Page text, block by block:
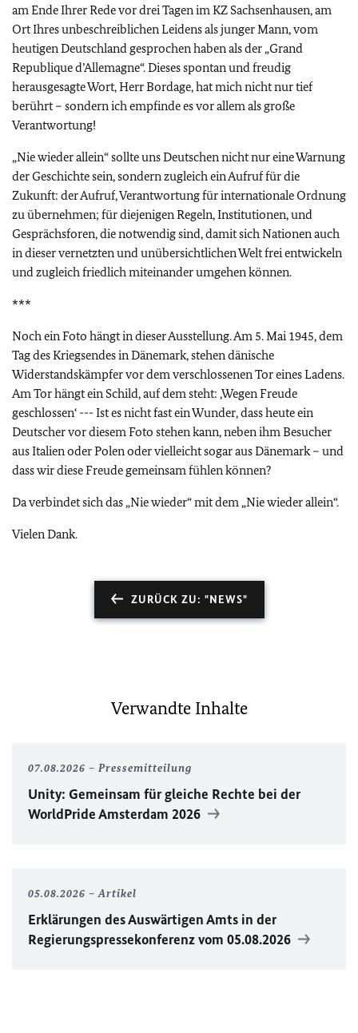
am Ende Ihrer Rede vor drei Tagen im KZ Sachsenhausen, am
Ort Ihres unbeschreiblichen Leidens als junger Mann, vom
heutigen Deutschland gesprochen haben als der „Grand
Republique d’Allemagne“. Dieses spontan und freudig
herausgesagte Wort, Herr Bordage, hat mich nicht nur tief
berührt – sondern ich empfinde es vor allem als große
Verantwortung!
„Nie wieder allein“ sollte uns Deutschen nicht nur eine Warnung
der Geschichte sein, sondern zugleich ein Aufruf für die
Zukunft: der Aufruf, Verantwortung für internationale Ordnung
zu übernehmen; für diejenigen Regeln, Institutionen, und
Gesprächsforen, die notwendig sind, damit sich Nationen auch
in dieser vernetzten und unübersichtlichen Welt frei entwickeln
und zugleich friedlich miteinander umgehen können.
***
Noch ein Foto hängt in dieser Ausstellung. Am 5. Mai 1945, dem
Tag des Kriegsendes in Dänemark, stehen dänische
Widerstandskämpfer vor dem verschlossenen Tor eines Ladens.
Am Tor hängt ein Schild, auf dem steht: ‚Wegen Freude
geschlossen‘ --- Ist es nicht fast ein Wunder, dass heute ein
Deutscher vor diesem Foto stehen kann, neben ihm Besucher
aus Italien oder Polen oder vielleicht sogar aus Dänemark – und
dass wir diese Freude gemeinsam fühlen können?
Da verbindet sich das „Nie wieder“ mit dem „Nie wieder allein“.
Vielen Dank.
ZURÜCK ZU: "NEWS"
Verwandte Inhalte
07.08.2026 Pressemitteilung
Unity: Gemeinsam für gleiche Rechte bei der
WorldPrideAmsterdam 2026
05.08.2026 Artikel
Erklärungen des Auswärtigen Amts in der
Regierungspressekonferenz vom 05.08.2026